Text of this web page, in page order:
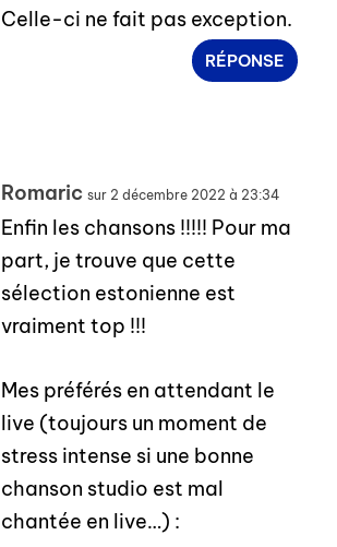
Celle-ci ne fait pas exception.
RÉPONSE
Romaric sur 2 décembre 2022 à 23:34
Enfin les chansons !!!!! Pour ma
part, je trouve que cette
sélection estonienne est
vraiment top !!!
Mes préférés en attendant le
live (toujours un moment de
stress intense si une bonne
chanson studio est mal
chantée en live…) :